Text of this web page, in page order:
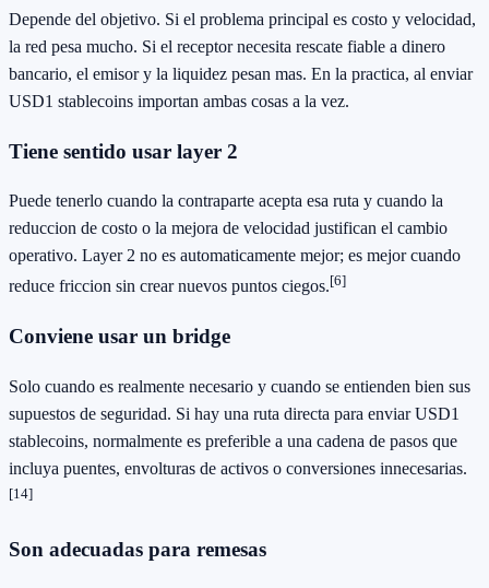
Depende del objetivo. Si el problema principal es costo y velocidad,
la red pesa mucho. Si el receptor necesita rescate fiable a dinero
bancario, el emisor y la liquidez pesan mas. En la practica, al enviar
USD1 stablecoins importan ambas cosas a la vez.
Tiene sentido usar layer 2
Puede tenerlo cuando la contraparte acepta esa ruta y cuando la
reduccion de costo o la mejora de velocidad justifican el cambio
operativo. Layer 2 no es automaticamente mejor; es mejor cuando
reduce friccion sin crear nuevos puntos ciegos.[6]
Conviene usar un bridge
Solo cuando es realmente necesario y cuando se entienden bien sus
supuestos de seguridad. Si hay una ruta directa para enviar USD1
stablecoins, normalmente es preferible a una cadena de pasos que
incluya puentes, envolturas de activos o conversiones innecesarias.
[14]
Son adecuadas para remesas